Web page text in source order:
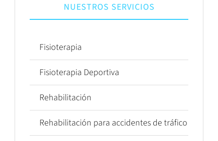
NUESTROS SERVICIOS
Fisioterapia
Fisioterapia Deportiva
Rehabilitación
Rehabilitación para accidentes de tráfico